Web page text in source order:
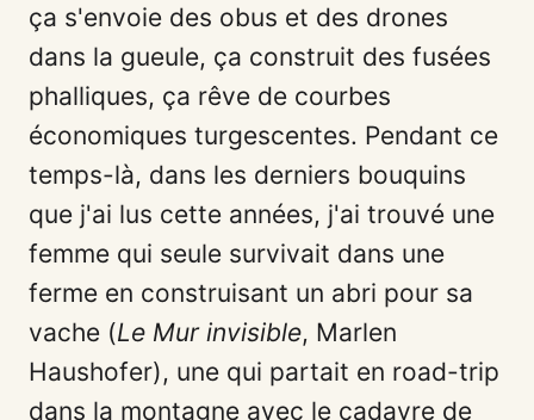
ça s'envoie des obus et des drones
dans la gueule, ça construit des fusées
phalliques, ça rêve de courbes
économiques turgescentes. Pendant ce
temps-là, dans les derniers bouquins
que j'ai lus cette années, j'ai trouvé une
femme qui seule survivait dans une
ferme en construisant un abri pour sa
vache (Le Mur invisible, Marlen
Haushofer), une qui partait en road-trip
dans la montagne avec le cadavre de